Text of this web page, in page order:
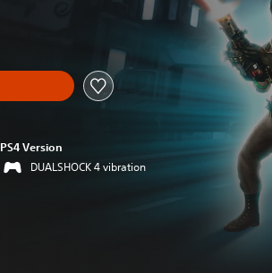
PS4 Version
DUALSHOCK 4 vibration